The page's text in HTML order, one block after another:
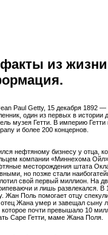
из
Paul Getty, 15 декабря 1892
один из первых в истории
музея Гетти. В империю
и более 200 концернов.
нефтяному бизнесу у отца,
компании «Миннехома
месторождения штата
но позже стали
свой первый миллион. На
и лишь развлекался. В
Жан Поль помогает отцу
отец Жана умер и завещал сыну
которое почти превышало 10
Саре Гетти, маме Жана Поля.